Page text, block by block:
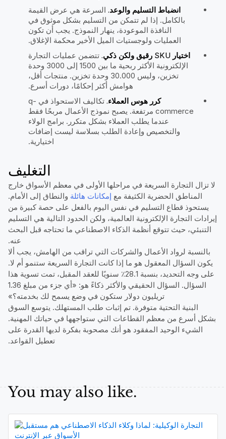
انضباط التسليم والوعد. السرعة هي عرض القيمة
بالكامل. إذا لم تتمكن من التسليم بشكل موثوق في
النافذة الموعودة، ينهار النموذج. يجب أن تكون
العمليات ولوجستيات الميل الأخير محكمة الإغلاق.
اختيار SKU رقيق ولكن ذكي.
تتضمن عمليات التجارة
الإلكترونية الأكثر ربحية ما بين 1500 إلى 3000 وحدة
تخزين، وليس 30.000 وحدة تخزين. منتجات أقل،
هوامش أكثر إحكامًا، دورات أسرع.
كرر هوس العملاء.
تكاليف الاستحواذ في q-
commerce مرتفعة. يصبح نموذج الأعمال مربحًا فقط
عندما يطلب العملاء بشكل متكرر. برامج الولاء
والتخصيص وإعادة الطلب بسلاسة ليست إضافات
اختيارية.
التغليف
لا تزال التجارة السريعة في مراحلها الأولى في معظم الأسواق خارج
المناطق الحضرية الكثيفة مع إمكانات هائلة والنطاق إلى الأمام.
يستحوذ قطاع التسليم في نفس اليوم بالفعل على حصة كبيرة من
إيرادات التجارة الإلكترونية العالمية، ولكن الحدود التالية هي التسليم
التنبئي، حيث تتوقع أنظمة الذكاء الاصطناعي ما تحتاجه قبل البحث
عنه.
بالنسبة لرواد الأعمال والشركات التي تراقب من الهامش، يجب ألا
يكون السؤال المعقول هو ما إذا كانت التجارة السريعة ستنمو أم لا.
على وجه التحديد، بنسبة 28.1٪ سنويًا للعقد المقبل، تمت تسوية هذا
السؤال. السؤال الحقيقي والأكثر ذكاءً هو: «أي جزء من مبلغ 1.36
تريليون دولار ستكون في وضع يسمح لك بخدمته؟»
البنية التحتية متوفرة. تم إثبات طلب المستهلك. يتوسع السوق
بشكل أسرع من معظم القطاعات التي ستواجهها في حياتك المهنية.
الشيء الوحيد المفقود هو أنك مصحوبة بفكرة لديها القدرة على
تعطيل القواعد.
You may also like.